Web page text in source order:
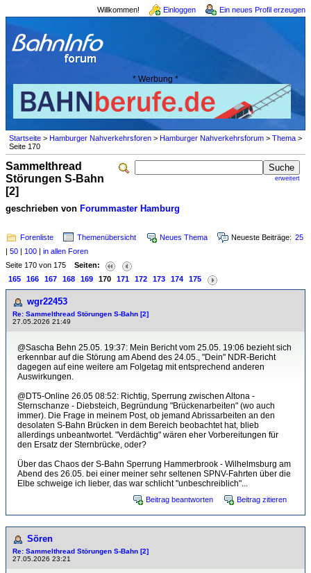
Willkommen! Einloggen Ein neues Profil erzeugen
* Werbung *
Startseite > Hamburger Nahverkehrsforen > Hamburger Nahverkehrsforum > Thema >
Seite 170
erweitert
Sammelthread
Störungen S-Bahn
[2]
geschrieben von Forummaster Hamburg
Forenliste Themenübersicht Neues Thema Neueste Beiträge: 25
| 50 | 100 | in allen Foren
Seite 170 von 175 Seiten:
165
166 167 168 169 170 171 172 173 174 175
wgr22453
Re: Sammelthread Störungen S-Bahn [2]
27.05.2026 21:49
@Sascha Behn 25.05. 19:37: Mein Bericht vom 25.05. 19:06 bezieht sich
erkennbar auf die Störung am Abend des 24.05., "Dein" NDR-Bericht
dagegen auf eine weitere am Folgetag mit entsprechend anderen
Auswirkungen.
@DT5-Online 26.05 08:52: Richtig, Sperrung zwischen Altona -
Sternschanze - Diebsteich, Begründung "Brückenarbeiten" (wo auch
immer). Die Frage in meinem Post, ob jemand Abrissarbeiten an den
desolaten S-Bahn Brücken in dem Bereich beobachtet hat, blieb
allerdings unbeantwortet. "Verdächtig" wären eher Vorbereitungen für
den Ersatz der Sternbrücke, oder?
Über das Chaos der S-Bahn Sperrung Hammerbrook - Wilhelmsburg am
Abend des 26.05. bei einer meiner sehr seltenen SPNV-Fahrten über die
Elbe schweige ich lieber, das war schlicht "unbeschreiblich"...
Beitrag beantworten Beitrag zitieren
Sören
Re: Sammelthread Störungen S-Bahn [2]
27.05.2026 23:21